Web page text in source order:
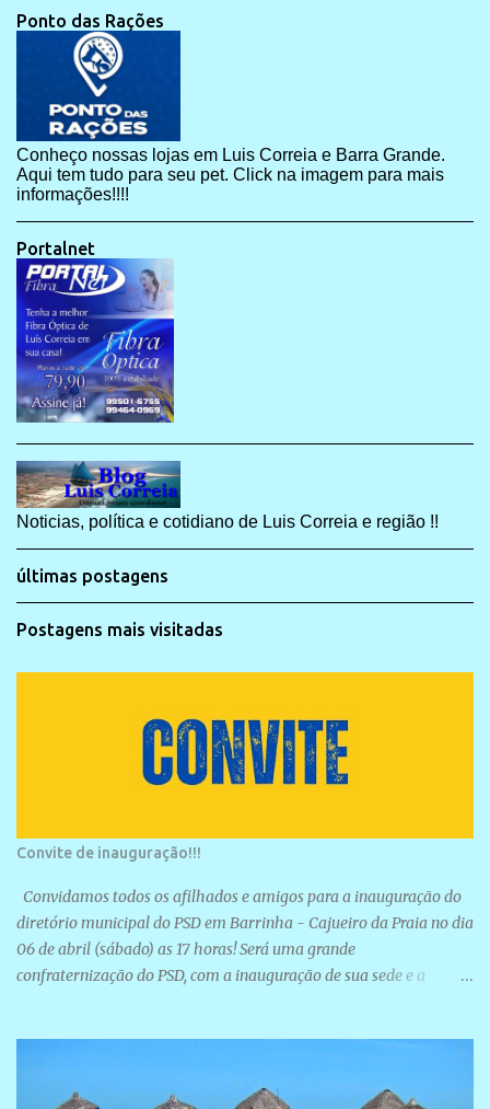
Ponto das Rações
Conheço nossas lojas em Luis Correia e Barra Grande.
Aqui tem tudo para seu pet. Click na imagem para mais
informações!!!!
Portalnet
Noticias, política e cotidiano de Luis Correia e região !!
últimas postagens
Postagens mais visitadas
Convite de inauguração!!!
Convidamos todos os afilhados e amigos para a inauguração do
diretório municipal do PSD em Barrinha - Cajueiro da Praia no dia
06 de abril (sábado) as 17 horas! Será uma grande
confraternização do PSD, com a inauguração de sua sede e a